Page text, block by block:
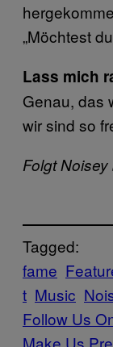
„Möchtest
Lass mich
Genau, das
wir sind so
Folgt
Tagged:
fame
t Music
Follow Us
Make Us